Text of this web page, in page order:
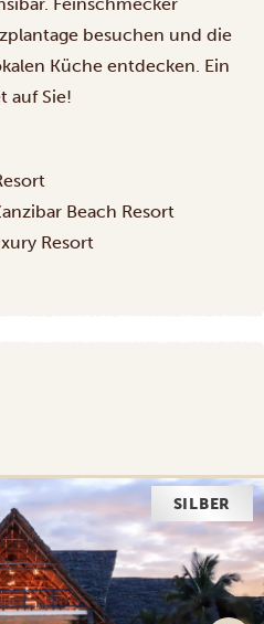
besuchen und die
Küche entdecken. Ein
auf Sie!
Beach Resort
Resort
GOLD